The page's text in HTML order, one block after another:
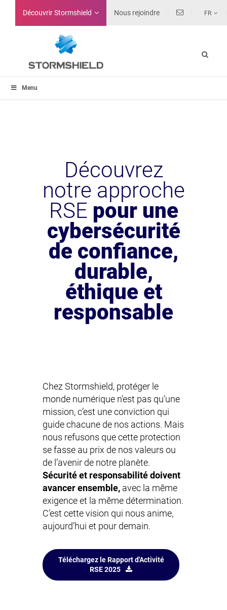
Découvrir Stormshield Nous rejoindre FR
Menu
Découvrez
notre approche
RSE pour une
cybersécurité
de confiance,
durable,
éthique et
responsable
Chez Stormshield, protéger le
monde numérique n’est pas qu’une
mission, c’est une conviction qui
guide chacune de nos actions. Mais
nous refusons que cette protection
se fasse au prix de nos valeurs ou
de l’avenir de notre planète.
Sécurité et responsabilité doivent
avancer ensemble, avec la même
exigence et la même détermination.
C’est cette vision qui nous anime,
aujourd’hui et pour demain.
Téléchargez le Rapport d'Activité
RSE 2025